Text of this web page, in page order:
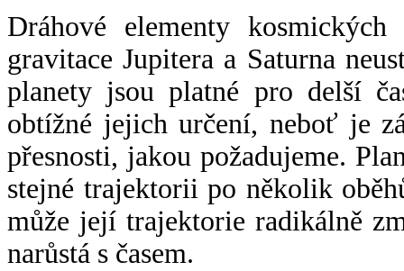
Dráhové elementy
gravitace Jupitera a Saturna
planety jsou platné pro delší
obtížné jejich určení, neboť je
přesnosti, jakou požadujeme.
stejné trajektorii po několik
může její trajektorie radikálně
narůstá s časem.